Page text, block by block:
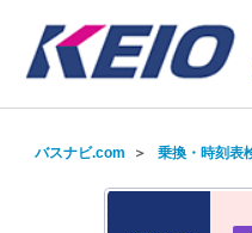
バスナビ.com ＞ 乗換・時刻表